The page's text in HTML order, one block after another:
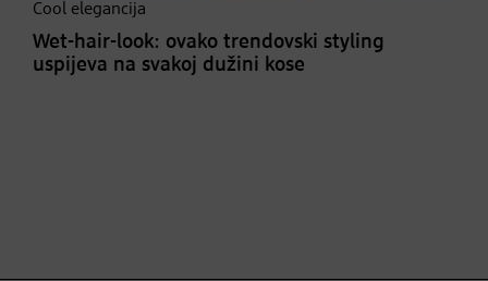
Cool elegancija
Wet-hair-look: ovako trendovski styling
uspijeva na svakoj dužini kose